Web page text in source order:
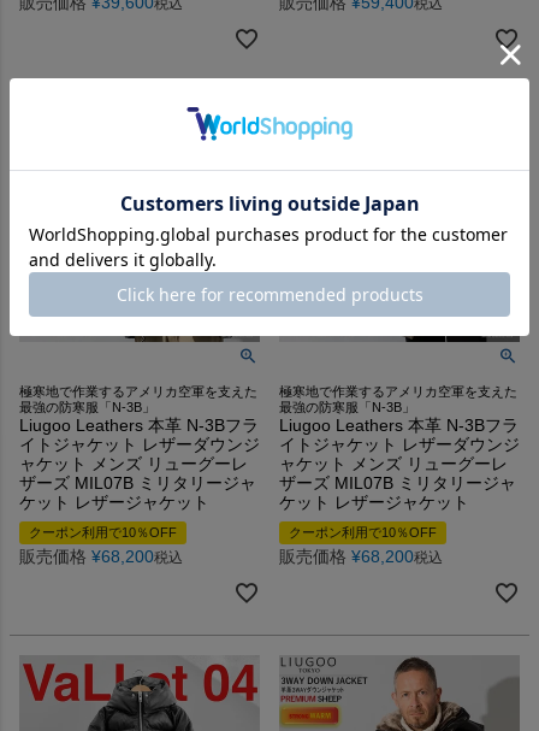
税込 税込
極寒地で作業するアメリカ空軍を支えた
最強の防寒服「N-3B」
Liugoo Leathers 本革 N-3Bフラ
イトジャケット レザーダウンジ
ャケット メンズ リューグーレ
ザーズ MIL07B ミリタリージャ
ケット レザージャケット
クーポン利用で10％OFF
販売価格 ¥68,200税込
極寒地で作業するアメリカ空軍を支えた
最強の防寒服「N-3B」
Liugoo Leathers 本革 N-3Bフラ
イトジャケット レザーダウンジ
ャケット メンズ リューグーレ
ザーズ MIL07B ミリタリージャ
ケット レザージャケット
クーポン利用で10％OFF
販売価格 ¥68,200税込